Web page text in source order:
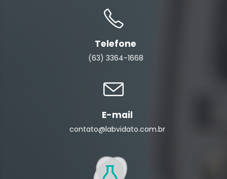
Telefone
(63) 3364-1668
E-mail
contato@labvidato.com.br